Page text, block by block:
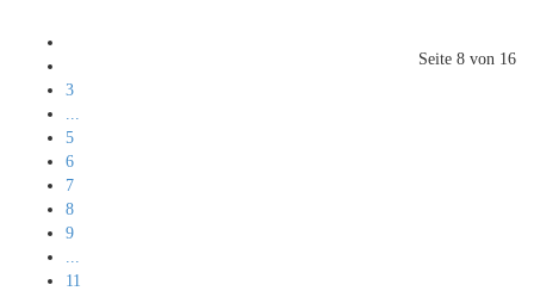
Seite 8 von 16
3
5
6
7
8
9
11